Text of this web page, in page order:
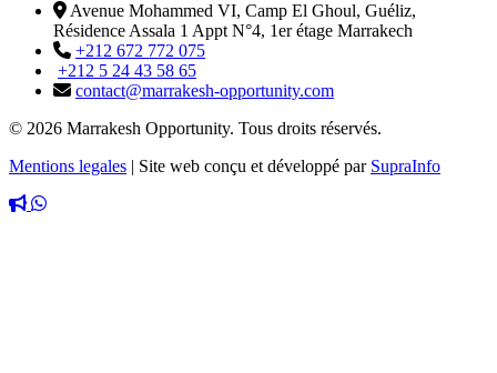
Avenue Mohammed VI, Camp El Ghoul, Guéliz,
Résidence Assala 1 Appt N°4, 1er étage Marrakech
+212 672 772 075
+212 5 24 43 58 65
contact@marrakesh-opportunity.com
© 2026 Marrakesh Opportunity. Tous droits réservés.
Mentions legales | Site web conçu et développé par SupraInfo